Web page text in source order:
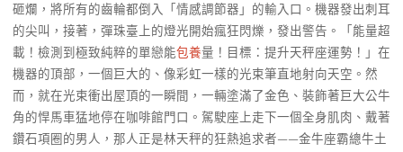
砸爛，將所有的齒輪都倒入「情感調節器」的輸入口。機器發出刺耳
的尖叫，接著，彈珠臺上的燈光開始瘋狂閃爍，發出警告。「能量超
載！檢測到極致純粹的單戀能包養量！目標：提升天秤座運勢！」在
機器的頂部，一個巨大的、像彩虹一樣的光束筆直地射向天空。然
而，就在光束衝出屋頂的一瞬間，一輛塗滿了金色、裝飾著巨大公牛
角的悍馬車猛地停在咖啡館門口。駕駛座上走下一個全身肌肉、戴著
鑽石項圈的男人，那人正是林天秤的狂熱追求者——金牛座霸總牛土